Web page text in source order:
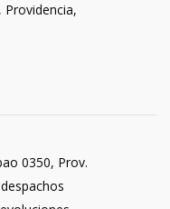
Providencia,
0350, Prov.